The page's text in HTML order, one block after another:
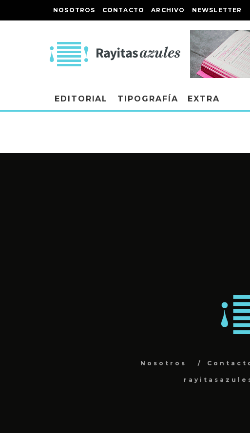
NOSOTROS CONTACTO ARCHIVO NEWSLETTER
EDITORIAL TIPOGRAFÍA EXTRA
Nosotros